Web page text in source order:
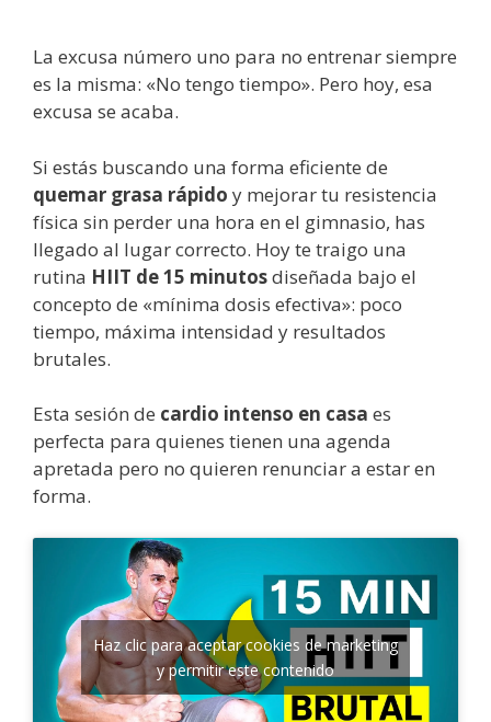
La excusa número uno para no entrenar siempre
es la misma: «No tengo tiempo». Pero hoy, esa
excusa se acaba.
Si estás buscando una forma eficiente de
quemar grasa rápido y mejorar tu resistencia
física sin perder una hora en el gimnasio, has
llegado al lugar correcto. Hoy te traigo una
rutina HIIT de 15 minutosdiseñada bajo el
concepto de «mínima dosis efectiva»: poco
tiempo, máxima intensidad y resultados
brutales.
Esta sesión de cardio intenso en casa es
perfecta para quienes tienen una agenda
apretada pero no quieren renunciar a estar en
forma.
Haz clic para aceptar cookies de marketing
y permitir este contenido